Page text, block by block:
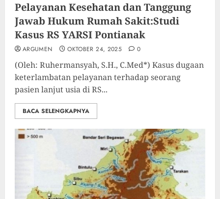
Pelayanan Kesehatan dan Tanggung
Jawab Hukum Rumah Sakit:Studi
Kasus RS YARSI Pontianak
ARGUMEN OKTOBER 24, 2025 0
(Oleh: Ruhermansyah, S.H., C.Med*) Kasus dugaan
keterlambatan pelayanan terhadap seorang
pasien lanjut usia di RS...
BACA SELENGKAPNYA